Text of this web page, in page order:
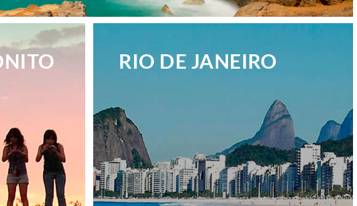
RIO DE JANEIRO